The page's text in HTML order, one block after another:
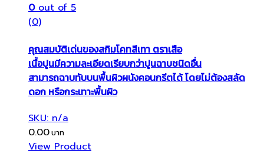
0out of 5
(0)
คุณสมบัติเด่นของสกิมโคทสีเทา ตราเสือ
เนื้อปูนมีความละเอียดเรียบกว่าปูนฉาบชนิดอื่น
สามารถฉาบทับบนพื้นผิวผนังคอนกรีตได้ โดยไม่ต้องสลัด
ดอก หรือกระเทาะพื้นผิว
SKU: n/a
0.00
View Product